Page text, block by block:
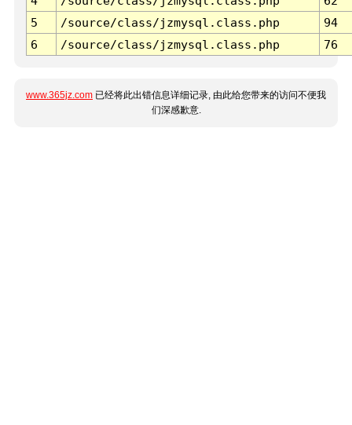
5
/source/class/jzmysql.class.php
94
6
/source/class/jzmysql.class.php 76
www.365jz.com 已经将此出错信息详细记录, 由此给您带来的访问不便我
们深感歉意.